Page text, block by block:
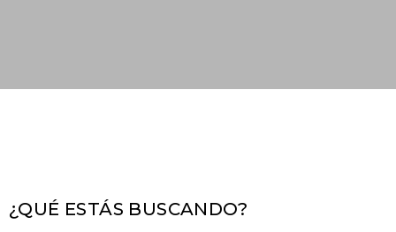
¿QUÉ ESTÁS BUSCANDO?